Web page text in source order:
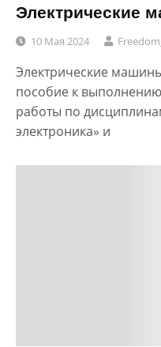
Электрические
10 Мая 2024
Электрические
пособие к
работы по
электроника» и